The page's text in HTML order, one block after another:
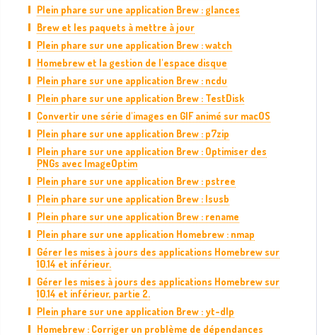
Plein phare sur une application Brew : glances
Brew et les paquets à mettre à jour
Plein phare sur une application Brew : watch
Homebrew et la gestion de l'espace disque
Plein phare sur une application Brew : ncdu
Plein phare sur une application Brew : TestDisk
Convertir une série d'images en GIF animé sur macOS
Plein phare sur une application Brew : p7zip
Plein phare sur une application Brew : Optimiser des
PNGs avec ImageOptim
Plein phare sur une application Brew : pstree
Plein phare sur une application Brew : lsusb
Plein phare sur une application Brew : rename
Plein phare sur une application Homebrew : nmap
Gérer les mises à jours des applications Homebrew sur
10.14 et inférieur.
Gérer les mises à jours des applications Homebrew sur
10.14 et inférieur, partie 2.
Plein phare sur une application Brew : yt-dlp
Homebrew : Corriger un problème de dépendances